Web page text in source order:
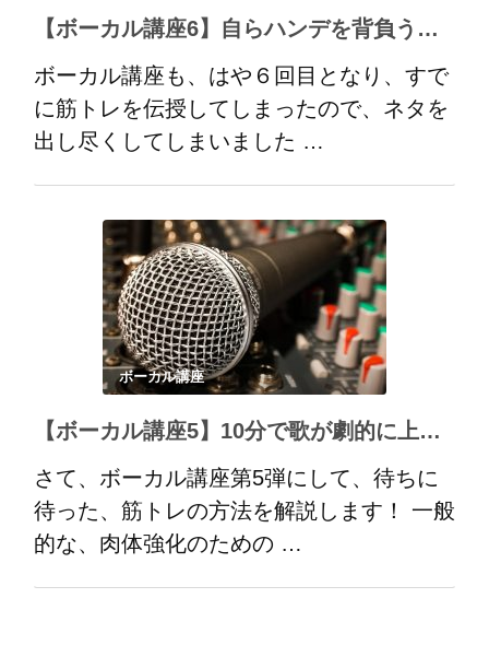
【ボーカル講座6】自らハンデを背負う生き方
ボーカル講座も、はや６回目となり、すで
に筋トレを伝授してしまったので、ネタを
出し尽くしてしまいました …
ボーカル講座
【ボーカル講座5】10分で歌が劇的に上手くなる筋トレ方法
さて、ボーカル講座第5弾にして、待ちに
待った、筋トレの方法を解説します！ 一般
的な、肉体強化のための …